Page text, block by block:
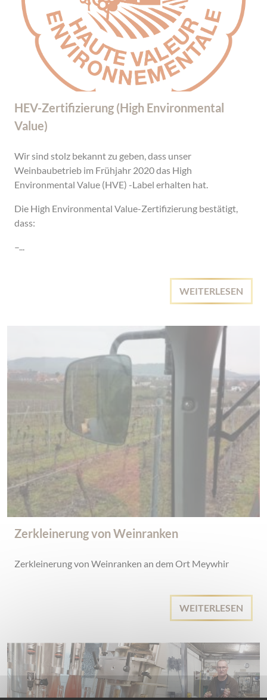
HEV-Zertifizierung (High Environmental
Value)
Wir sind stolz bekannt zu geben, dass unser
Weinbaubetrieb im Frühjahr 2020 das High
Environmental Value (HVE) -Label erhalten hat.
Die High Environmental Value-Zertifizierung bestätigt,
dass:
–...
WEITERLESEN
Zerkleinerung von Weinranken
Zerkleinerung von Weinranken an dem Ort Meywhir
WEITERLESEN